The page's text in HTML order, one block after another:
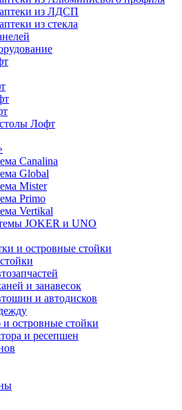
из ЛДСП
из стекла
Лофт
Canalina
Global
Mister
Primo
Vertikal
JOKER и UNO
и островные стойки
и занавесок
и автодисков
и островные стойки
и ресепшен